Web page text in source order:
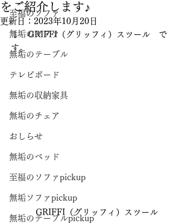
至福のソファ
無垢のソファ
無垢のテーブル
テレビボード
無垢の収納家具
無垢のチェア
おしらせ
無垢のベッド
至福のソファpickup
無垢ソファpickup
無垢のテーブルpickup
をご紹介します♪
更新日： 2023年10月20日
↓　GRIFFI（グリッフィ）スツール　で
す。
GRIFFI（グリッフィ）スツール